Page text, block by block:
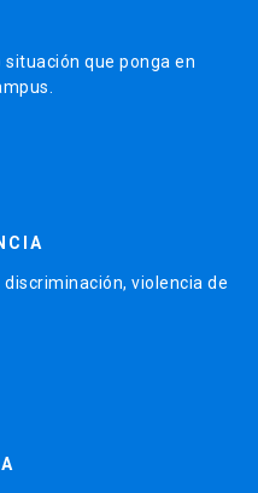
que ponga en
violencia de